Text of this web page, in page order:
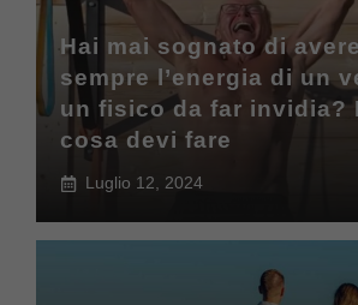
Hai mai sognato di
sempre l’energia di un
un fisico da far invidia?
cosa devi fare
Luglio 12, 2024